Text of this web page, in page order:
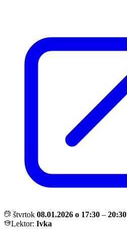
štvrtok 08.01.2026 o 17:30 – 20:30
Lektor: Ivka